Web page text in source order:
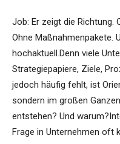
Job: Er zeigt die Richtung.
Ohne Maßnahmenpakete.
hochaktuell.Denn viele
Strategiepapiere, Ziele,
jedoch häufig fehlt, ist
sondern im großen
entstehen? Und
Frage in Unternehmen oft